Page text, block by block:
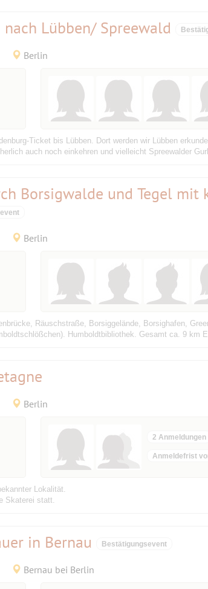
Lübben/ Spreewald
Berlin
Ticket bis Lübben. Dort werden wir Lübben
auch noch einkehren und vielleicht Spreewalder
Borsigwalde und Tegel mit
Berlin
Räuschstraße, Borsiggelände, Borsighafen,
Humboldtbibliothek. Gesamt ca. 9 km
Berlin
2 Anmeldungen
Anmeldefrist
Lokalität.
Skaterei statt.
in Bernau Bestätigungsevent
Bernau bei Berlin